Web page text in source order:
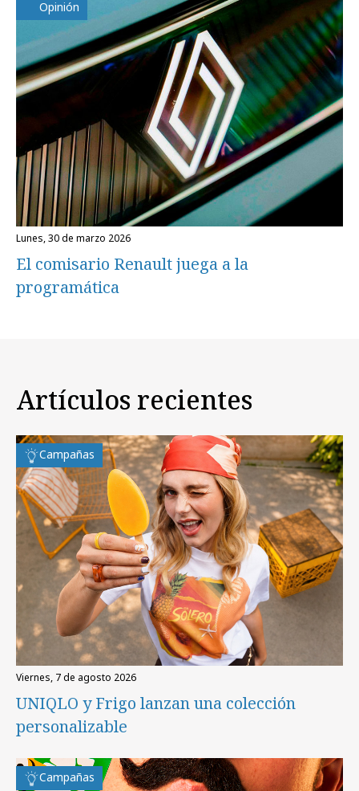
Opinión
lunes, 30 de marzo 2026
El comisario Renault juega a la
programática
Artículos recientes
Campañas
viernes, 7 de agosto 2026
UNIQLO y Frigo lanzan una colección
personalizable
Campañas